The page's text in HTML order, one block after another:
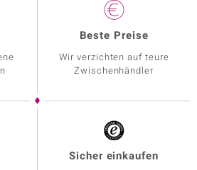
Beste Preise
Wir verzichten auf teure
Zwischenhändler
Sicher einkaufen